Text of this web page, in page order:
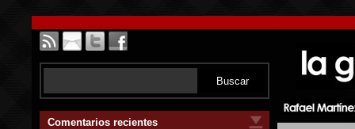
Comentarios recientes